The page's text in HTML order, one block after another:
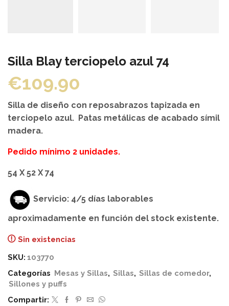
Silla Blay terciopelo azul 74
€109.90
Silla de diseño con reposabrazos tapizada en
terciopelo azul. Patas metálicas de acabado símil
madera.
Pedido mínimo 2 unidades.
54 X 52 X 74
Servicio: 4/5 días laborables
aproximadamente en función del stock existente.
Sin existencias
SKU: 103770
Categorías Mesas y Sillas, Sillas, Sillas de comedor,
Sillones y puffs
Compartir: